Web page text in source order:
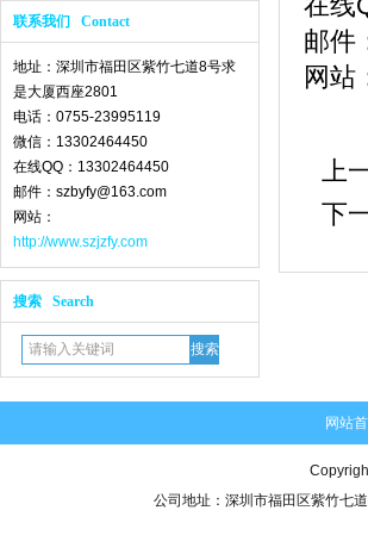
联系我们 Contact
地址：深圳市福田区紫竹七道8号求
是大厦西座2801
电话：0755-23995119
微信：13302464450
在线QQ：13302464450
邮件：szbyfy@163.com
网站：
http://www.szjzfy.com
搜索 Search
邮件
网站
上
下
网站
公司地址：深圳市福田区紫竹七